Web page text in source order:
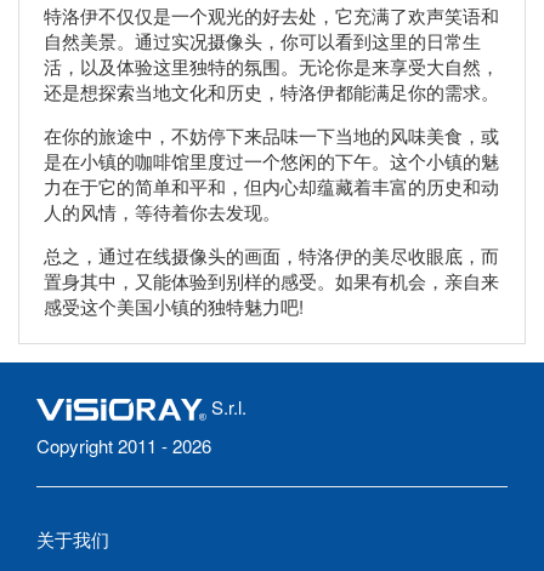
特洛伊不仅仅是一个观光的好去处，它充满了欢声笑语和
自然美景。通过实况摄像头，你可以看到这里的日常生
活，以及体验这里独特的氛围。无论你是来享受大自然，
还是想探索当地文化和历史，特洛伊都能满足你的需求。
在你的旅途中，不妨停下来品味一下当地的风味美食，或
是在小镇的咖啡馆里度过一个悠闲的下午。这个小镇的魅
力在于它的简单和平和，但内心却蕴藏着丰富的历史和动
人的风情，等待着你去发现。
总之，通过在线摄像头的画面，特洛伊的美尽收眼底，而
置身其中，又能体验到别样的感受。如果有机会，亲自来
感受这个美国小镇的独特魅力吧!
S.r.l.
Copyright 2011 - 2026
关于我们